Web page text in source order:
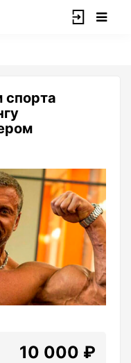
спорта
10 000 ₽